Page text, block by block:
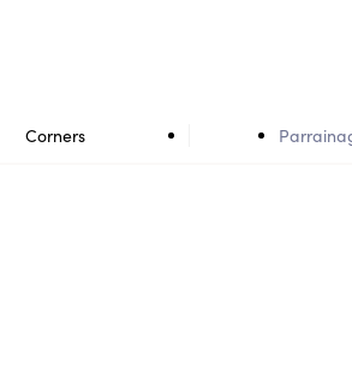
Corners